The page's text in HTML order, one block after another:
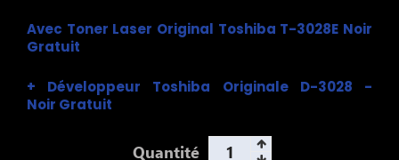
Avec Toner Laser Original Toshiba T-3028E Noir
Gratuit
+ Développeur Toshiba Originale D-3028 -
Noir Gratuit
Quantité